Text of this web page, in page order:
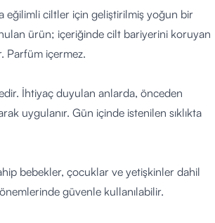
eğilimli ciltler için geliştirilmiş yoğun bir
ürün; içeriğinde cilt bariyerini koruyan
Parfüm içermez.
İhtiyaç duyulan anlarda, önceden
uygulanır. Gün içinde istenilen sıklıkta
bebekler, çocuklar ve yetişkinler dahil
güvenle kullanılabilir.